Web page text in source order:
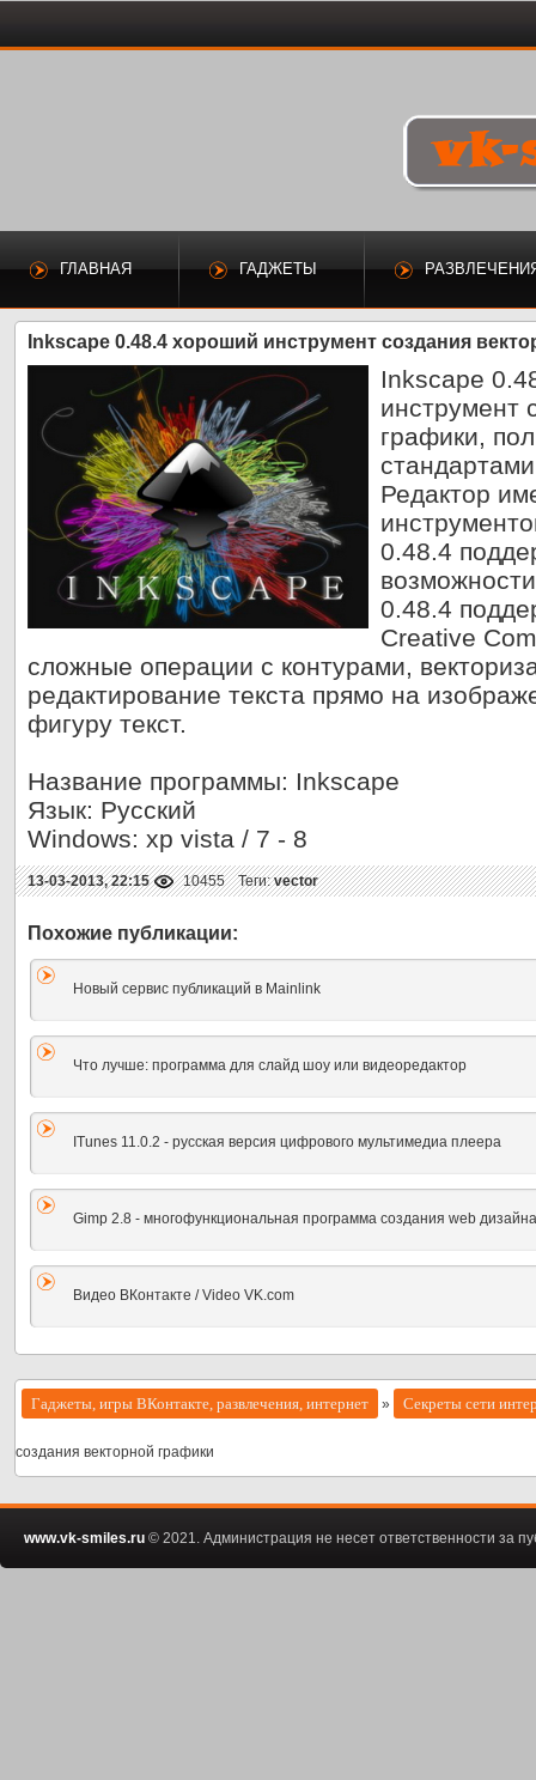
ГЛАВНАЯ ГАДЖЕТЫ
Inkscape 0.48.4 хороший инструмент создания
Inkscape
инструмент
графики,
Редактор
0.48.4
0.48.4
Creative
сложные операции с контурами,
редактирование текста прямо на
фигуру текст.
Название программы: Inkscape
Язык: Русский
Windows: xp vista / 7 - 8
13-03-2013, 22:15 10455 Теги:vector
Новый сервис публикаций в Mainlink
Что лучше: программа для слайд шоу или видеоредактор
ITunes 11.0.2 - русская версия цифрового мультимедиа плеера
Gimp 2.8 - многофункциональная программа создания web дизайна
Видео ВКонтакте / Video VK.com
Гаджеты, игры ВКонтакте, развлечения, интернет » Секреты сети
создания векторной графики
www.vk-smiles.ru © 2021. Администрация не несет ответственности за